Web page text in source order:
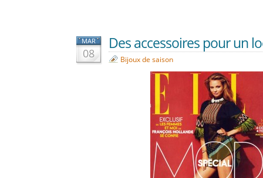
MAR
08
Des accessoires pour un
Bijoux de saison